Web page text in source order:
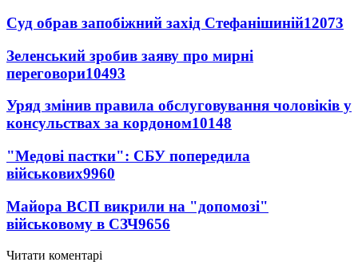
Суд обрав запобіжний захід Стефанішиній12073
Зеленський зробив заяву про мирні
переговори10493
Уряд змінив правила обслуговування чоловіків у
консульствах за кордоном10148
"Медові пастки": СБУ попередила
військових9960
Майора ВСП викрили на "допомозі"
військовому в СЗЧ9656
Читати коментарі